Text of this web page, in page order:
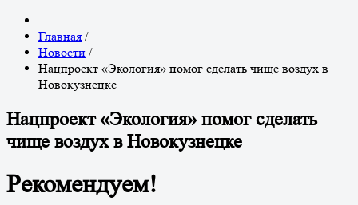
Главная /
Новости /
Нацпроект «Экология» помог сделать чище воздух в
Новокузнецке
Нацпроект «Экология» помог сделать
чище воздух в Новокузнецке
Рекомендуем!